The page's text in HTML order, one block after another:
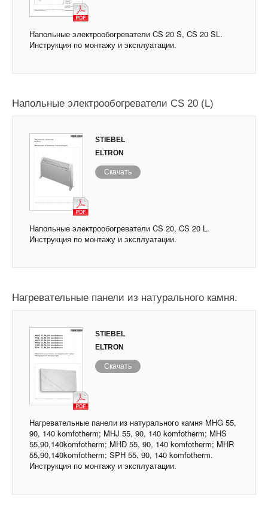
Напольные электрообогреватели CS 20 S, CS 20 SL.
Инструкция по монтажу и эксплуатации.
Напольные электрообогреватели CS 20 (L)
STIEBEL
ELTRON
Скачать
Напольные электрообогреватели CS 20, CS 20 L.
Инструкция по монтажу и эксплуатации.
Нагревательные панели из натурального камня.
STIEBEL
ELTRON
Скачать
Нагревательные панели из натурального камня MHG 55,
90, 140 komfotherm; MHJ 55, 90, 140 komfotherm; MHS
55,90,140komfotherm; MHD 55, 90, 140 komfotherm; MHR
55,90,140komfotherm; SPH 55, 90, 140 komfotherm.
Инструкция по монтажу и эксплуатации.